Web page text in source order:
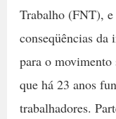
Trabalho (FNT),
conseqüências da
para o
que há 23 anos
trabalhadores.